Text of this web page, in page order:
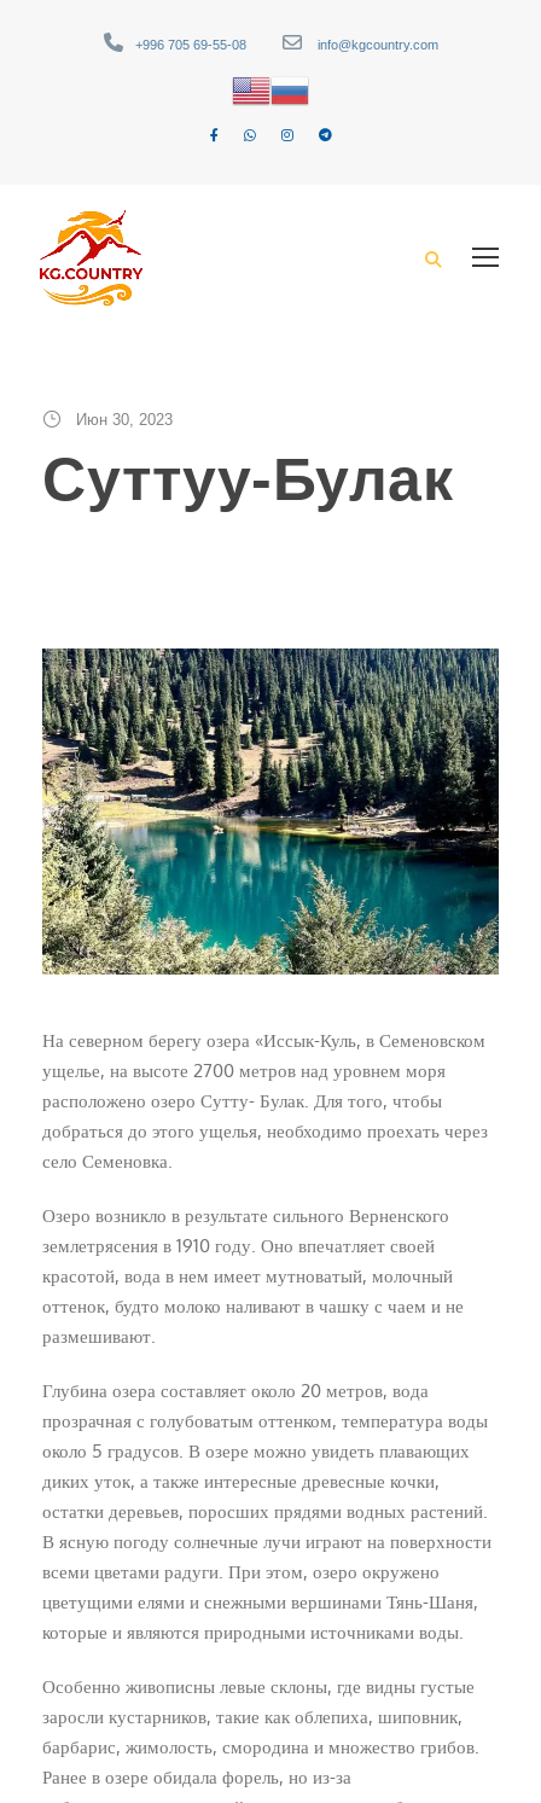
+996 705 69-55-08 info@kgcountry.com
Июн 30, 2023
Суттуу-Булак
На северном берегу озера «Иссык-Куль, в Семеновском
ущелье, на высоте 2700 метров над уровнем моря
расположено озеро Сутту- Булак. Для того, чтобы
добраться до этого ущелья, необходимо проехать через
село Семеновка.
Озеро возникло в результате сильного Верненского
землетрясения в 1910 году. Оно впечатляет своей
красотой, вода в нем имеет мутноватый, молочный
оттенок, будто молоко наливают в чашку с чаем и не
размешивают.
Глубина озера составляет около 20 метров, вода
прозрачная с голубоватым оттенком, температура воды
около 5 градусов. В озере можно увидеть плавающих
диких уток, а также интересные древесные кочки,
остатки деревьев, поросших прядями водных растений.
В ясную погоду солнечные лучи играют на поверхности
всеми цветами радуги. При этом, озеро окружено
цветущими елями и снежными вершинами Тянь-Шаня,
которые и являются природными источниками воды.
Особенно живописны левые склоны, где видны густые
заросли кустарников, такие как облепиха, шиповник,
барбарис, жимолость, смородина и множество грибов.
Ранее в озере обидала форель, но из-за